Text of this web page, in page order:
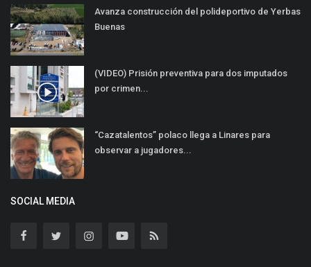
Avanza construcción del polideportivo de Yerbas
Buenas
(VIDEO) Prisión preventiva para dos imputados
por crimen...
“Cazatalentos” polaco llega a Linares para
observar a jugadores...
SOCIAL MEDIA